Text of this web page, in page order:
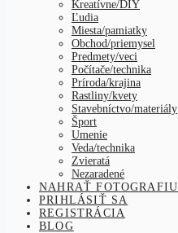
Kreatívne/DIY
Ľudia
Miesta/pamiatky
Obchod/priemysel
Predmety/veci
Počítače/technika
Príroda/krajina
Rastliny/kvety
Stavebníctvo/materiály
Šport
Umenie
Veda/technika
Zvieratá
Nezaradené
NAHRAŤ FOTOGRAFIU
PRIHLÁSIŤ SA
REGISTRÁCIA
BLOG